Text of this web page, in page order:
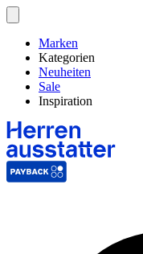
Marken
Kategorien
Neuheiten
Sale
Inspiration